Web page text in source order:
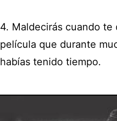
4. Maldecirás cuando
película que durante
habías tenido tiempo.